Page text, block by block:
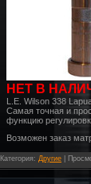
НЕТ В
L.E. Wilson 338
Самая точная и
функцию
Возможен заказ
Категория: Другие